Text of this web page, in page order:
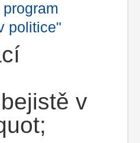
politice"
v